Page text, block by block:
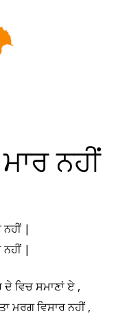
ਨਹੀਂ
|
|
ਵਿਚ ਸਮਾਣਾਂ ਏ ,
ਮਰਗ ਵਿਸਾਰ ਨਹੀਂ ,